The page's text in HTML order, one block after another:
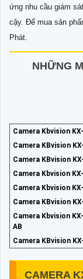
ứng nhu cầu giám
cậy. Để mua sản
Phát.
NHỮNG
Camera Kbvision
Camera KBvision
Camera KBvision
Camera Kbvision
Camera Kbvision
Camera KBvision
Camera Kbvision
AB
Camera KBvision
CAMERA